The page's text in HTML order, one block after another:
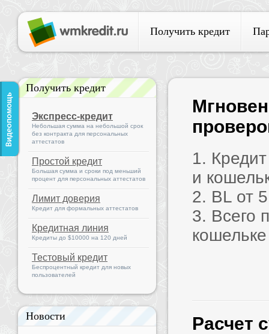
Получить кредит
Получить кредит
Экспресс-кредит
Небольшая сумма на небольшой срок
без контракта для персональных
аттестатов
Простой кредит
Большая сумма и сроки под меньший
процент для персональных аттестатов
Лимит доверия
Кредит для формальных аттестатов
Кредитная линия
Кредиты до $10000 на 120 дней
Тестовый кредит
Беспроцентный кредит для новых
пользователей
Новости
1.
и
2. BL от
3. Всего
кошельке
Расчет